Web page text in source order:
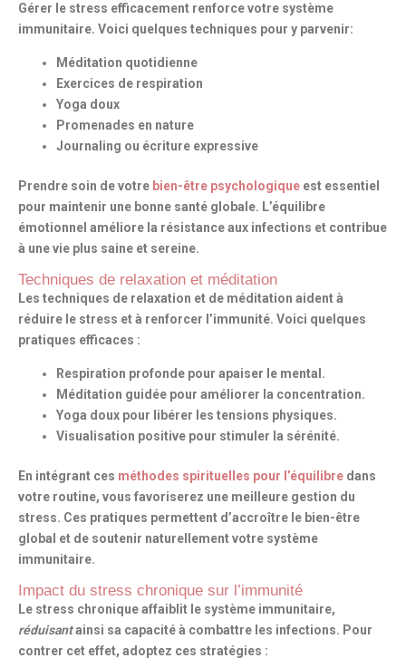
Gérer le stress efficacement renforce votre système
immunitaire. Voici quelques techniques pour y parvenir:
Méditation quotidienne
Exercices de respiration
Yoga doux
Promenades en nature
Journaling ou écriture expressive
Prendre soin de votre bien-être psychologique est essentiel
pour maintenir une bonne santé globale. L’équilibre
émotionnel améliore la résistance aux infections et contribue
à une vie plus saine et sereine.
Techniques de relaxation et méditation
Les techniques de relaxation et de méditation aident à
réduire le stress et à renforcer l’immunité. Voici quelques
pratiques efficaces :
Respiration profonde pour apaiser le mental.
Méditation guidée pour améliorer la concentration.
Yoga doux pour libérer les tensions physiques.
Visualisation positive pour stimuler la sérénité.
En intégrant ces méthodes spirituelles pour l’équilibre dans
votre routine, vous favoriserez une meilleure gestion du
stress. Ces pratiques permettent d’accroître le bien-être
global et de soutenir naturellement votre système
immunitaire.
Impact du stress chronique sur l’immunité
Le stress chronique affaiblit le système immunitaire,
réduisantainsi sa capacité à combattre les infections. Pour
contrer cet effet, adoptez ces stratégies :